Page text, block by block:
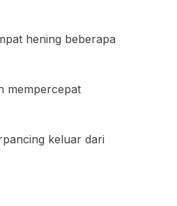
hening beberapa
mempercepat
keluar dari